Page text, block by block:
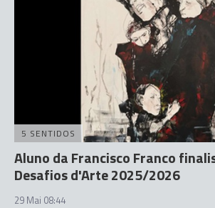
5 SENTIDOS
Aluno da Francisco Franco
Desafios d'Arte 2025/2026
29 Mai 08:44